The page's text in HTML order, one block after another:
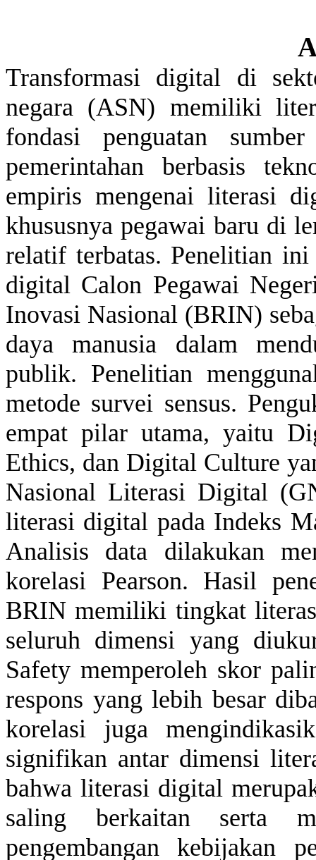
Transformasi digital di
negara (ASN) memiliki
fondasi penguatan
pemerintahan
berbasis
empiris mengenai literasi
khususnya pegawai barudi
relatif terbatas. Penelitian
digital Calon Pegawai
Inovasi Nasional (BRIN)
daya
manusia dalam
publik. Penelitian
metode survei sensus.
empat pilar utama, yaitu
Ethics, dan Digital Culture
Nasional LiterasiDigital
literasi digital pada Indeks
Analisis data dilakukan
korelasi Pearson. Hasil
BRINmemiliki tingkat
seluruh dimensi yang
Safety memperoleh skor
respons yang lebih besar
korelasi juga
signifikan antar dimensi
bahwa literasi digital
saling berkaitan serta
pengembangan kebijakan